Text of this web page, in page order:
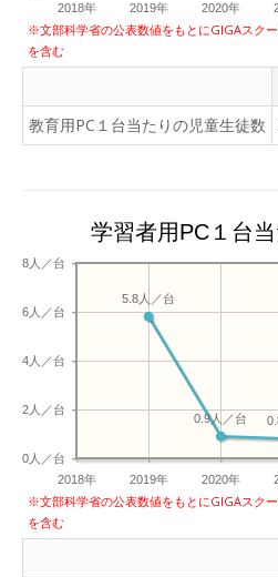
2018年 2019年 2020年
※文部科学省の公表数値をもとにGIGAスク
を含む
教育用PC１台当たりの児童生徒数
学習者用PC１台
2018年 2019年 2020年
0人／台
2人／台
4人／台
6人／台
8人／台
0.9人／台
5.8人／台
※文部科学省の公表数値をもとにGIGAスク
を含む